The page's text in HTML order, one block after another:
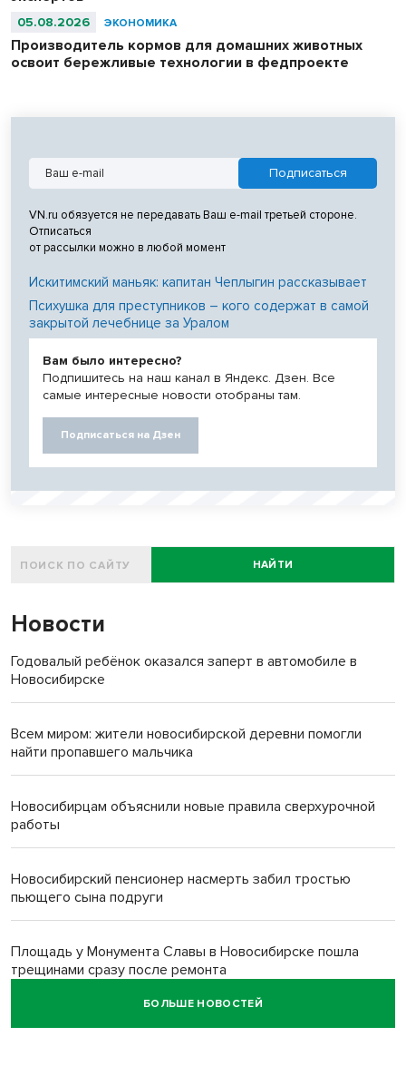
05.08.2026 ЭКОНОМИКА
Производитель кормов для домашних животных
освоит бережливые технологии в федпроекте
VN.ru обязуется не передавать Ваш e-mail третьей стороне.
Отписаться
от рассылки можно в любой момент
Искитимский маньяк: капитан Чеплыгин рассказывает
Психушка для преступников – кого содержат в самой
закрытой лечебнице за Уралом
Вам было интересно?
Подпишитесь на наш канал в Яндекс. Дзен. Все
самые интересные новости отобраны там.
Подписаться на Дзен
НАЙТИ
Новости
Годовалый ребёнок оказался заперт в автомобиле в
Новосибирске
Всем миром: жители новосибирской деревни помогли
найти пропавшего мальчика
Новосибирцам объяснили новые правила сверхурочной
работы
Новосибирский пенсионер насмерть забил тростью
пьющего сына подруги
Площадь у Монумента Славы в Новосибирске пошла
трещинами сразу после ремонта
БОЛЬШЕ НОВОСТЕЙ